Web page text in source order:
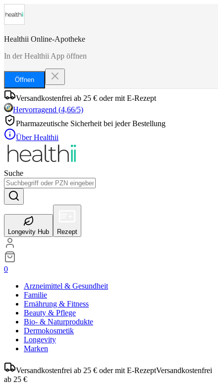
Healthii Online-Apotheke
In der Healthii App öffnen
Öffnen
Versandkostenfrei ab 25 € oder mit E-Rezept
Hervorragend (4,66/5)
Pharmazeutische Sicherheit bei jeder Bestellung
Über Healthii
Suche
Longevity Hub Rezept
0
Arzneimittel & Gesundheit
Familie
Ernährung & Fitness
Beauty & Pflege
Bio- & Naturprodukte
Dermokosmetik
Longevity
Marken
Versandkostenfrei ab 25 € oder mit E-RezeptVersandkostenfrei
ab 25 €